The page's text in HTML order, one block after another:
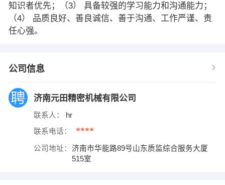
知识者优先；（3） 具备较强的学习能力和沟通能力；
（4） 品质良好、善良诚信、善于沟通、工作严谨、责
任心强。
公司信息
济南元田精密机械有限公司
联系人： hr
联系电话： ****
公司地址：
济南市华能路89号山东质监综合服务大厦
515室